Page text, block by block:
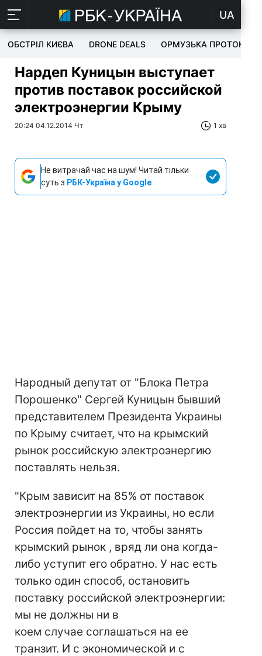
UA
ОБСТРІЛ КИЄВА DRONE DEALS ОРМУЗЬКА ПРОТОКА
Нардеп Куницын выступает
против поставок российской
электроэнергии Крыму
20:24 04.12.2014 Чт 1 хв
Не витрачай час на шум! Читай тільки
суть з РБК-Україна у Google
Народный депутат от "Блока Петра
Порошенко" Сергей Куницын бывший
представителем Президента Украины
по Крыму считает, что на крымский
рынок российскую электроэнергию
поставлять нельзя.
"Крым зависит на 85% от поставок
электроэнергии из Украины, но если
Россия пойдет на то, чтобы занять
крымский рынок , вряд ли она когда-
либо уступит его обратно. У нас есть
только один способ, остановить
поставку российской электроэнергии:
мы не должны ни в
коем случае соглашаться на ее
транзит. И с экономической и с